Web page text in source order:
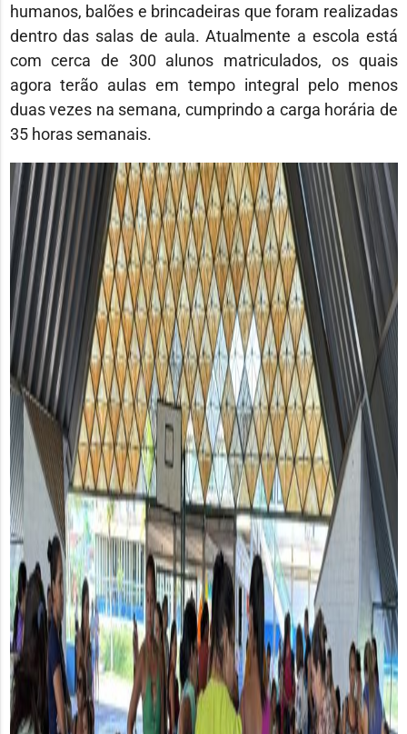
humanos, balões e brincadeiras que foram realizadas
dentro das salas de aula. Atualmente a escola está
com cerca de 300 alunos matriculados, os quais
agora terão aulas em tempo integral pelo menos
duas vezes na semana, cumprindo a carga horária de
35 horas semanais.